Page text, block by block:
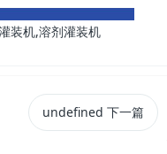
undefined 下一篇